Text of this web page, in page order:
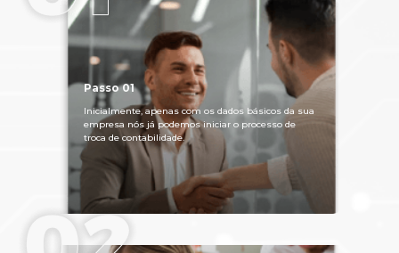
Passo 01
Inicialmente, apenas com os dados básicos da sua
empresa nós já podemos iniciar o processo de
troca de contabilidade.